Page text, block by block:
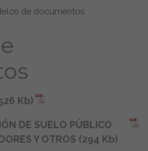
de documentos
Kb)
DE SUELO PÚBLICO
Y OTROS (294 Kb)